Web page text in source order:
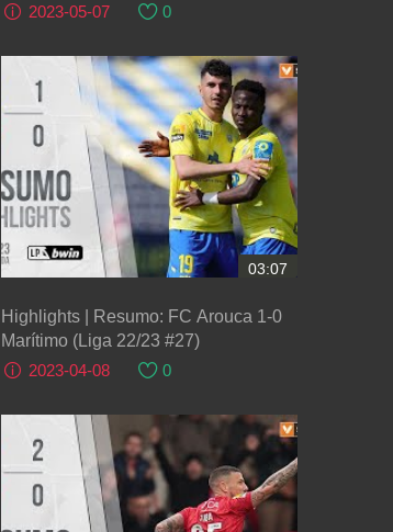
2023-05-07
0
03:07
Highlights | Resumo: FC Arouca 1-0
Marítimo (Liga 22/23 #27)
2023-04-08
0